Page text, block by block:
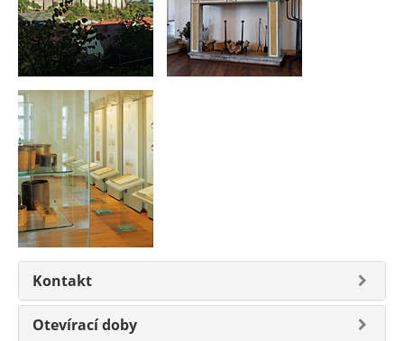
Kontakt
Otevírací doby